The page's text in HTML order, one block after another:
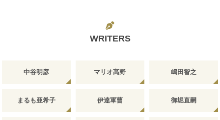
WRITERS
中谷明彦 マリオ高野 嶋田智之
まるも亜希子 伊達軍曹 御堀直嗣